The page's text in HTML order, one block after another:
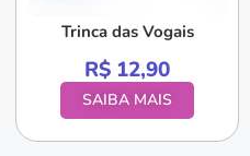
Trinca das Vogais
R$ 12,90
SAIBA MAIS